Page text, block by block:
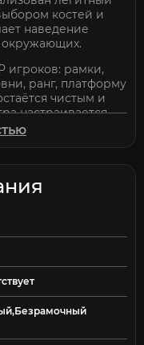
костей и
наведение
окружающих.
игроков: рамки,
ранг, платформу
чистым и
настраивается
видимых и
безопасный
повышают комфорт
сохраняются